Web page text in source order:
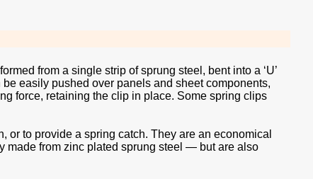
from a single strip of sprung steel, bent into a ‘U’
easily pushed over panels and sheet components,
force, retaining the clip in place. Some spring clips
to provide a spring catch. They are an economical
made from zinc plated sprung steel — but are also